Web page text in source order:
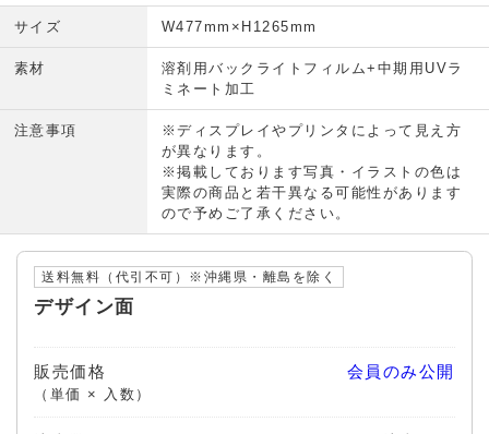
サイズ W477mm×H1265mm
素材
溶剤用バックライトフィルム+中期用UVラ
ミネート加工
注意事項
※ディスプレイやプリンタによって見え方
が異なります。
※掲載しております写真・イラストの色は
実際の商品と若干異なる可能性があります
ので予めご了承ください。
送料無料（代引不可）※沖縄県・離島を除く
デザイン面
販売価格
（単価 × 入数）
会員のみ公開